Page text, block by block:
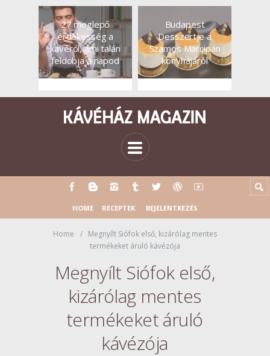
27 meglepő
érdekesség a
kávéról, ami talán
feldobja a napod
Budapest
Desszertje a
Szamos Marcipán
konyhájáról
HOME RECEPTEK BEJELENTKEZÉS
Home
Megnyílt Siófok első, kizárólag mentes
termékeket áruló kávézója
Megnyílt Siófok első,
kizárólag mentes
termékeket áruló
kávézója